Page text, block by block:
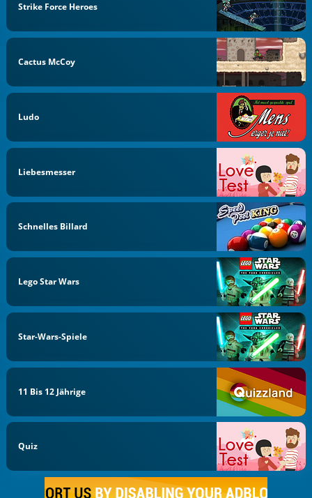
Strike Force Heroes
Cactus McCoy
Ludo
Liebesmesser
Schnelles Billard
Lego Star Wars
Star-Wars-Spiele
11 Bis 12 Jährige
Quiz